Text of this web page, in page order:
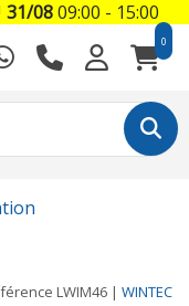
0
LWIM46 | WINTEC
31/0809:00 - 15:00